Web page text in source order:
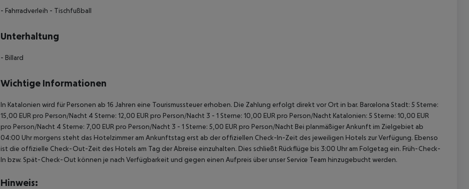
- Fahrradverleih - Tischfußball
Unterhaltung
- Billard
Wichtige Informationen
In Katalonien wird für Personen ab 16 Jahren eine Tourismussteuer erhoben. Die Zahlung erfolgt direkt vor Ort in bar. Barcelona Stadt: 5 Sterne:
15,00 EUR pro Person/Nacht 4 Sterne: 12,00 EUR pro Person/Nacht 3 - 1 Sterne: 10,00 EUR pro Person/Nacht Katalonien: 5 Sterne: 10,00 EUR
pro Person/Nacht 4 Sterne: 7,00 EUR pro Person/Nacht 3 - 1 Sterne: 5,00 EUR pro Person/Nacht Bei planmäßiger Ankunft im Zielgebiet ab
04:00 Uhr morgens steht das Hotelzimmer am Ankunftstag erst ab der offiziellen Check-In-Zeit des jeweiligen Hotels zur Verfügung. Ebenso
ist die offizielle Check-Out-Zeit des Hotels am Tag der Abreise einzuhalten. Dies schließt Rückflüge bis 3:00 Uhr am Folgetag ein. Früh-Check-
In bzw. Spät-Check-Out können je nach Verfügbarkeit und gegen einen Aufpreis über unser Service Team hinzugebucht werden.
Hinweis: